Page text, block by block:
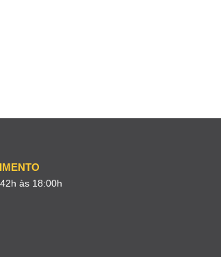
às 18:00h